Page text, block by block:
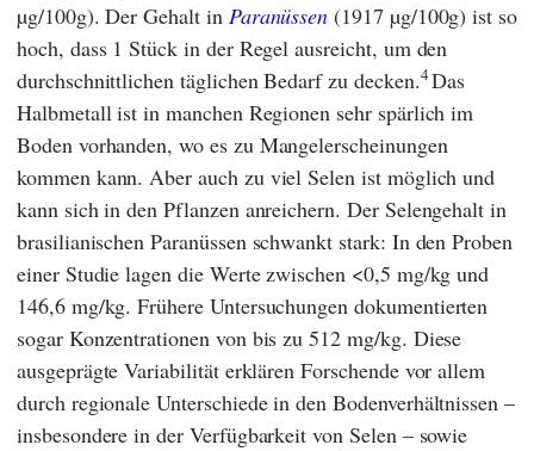
µg/100g). Der Gehalt in Paranüssen (1917 µg/100g) ist so
hoch, dass 1 Stück in der Regel ausreicht, um den
durchschnittlichen täglichen Bedarf zu decken.4Das
Halbmetall ist in manchen Regionen sehr spärlich im
Boden vorhanden, wo es zu Mangelerscheinungen
kommen kann. Aber auch zu viel Selen ist möglich und
kann sich in den Pflanzen anreichern. Der Selengehalt in
brasilianischen Paranüssen schwankt stark: In den Proben
einer Studie lagen die Werte zwischen <0,5 mg/kg und
146,6 mg/kg. Frühere Untersuchungen dokumentierten
sogar Konzentrationen von bis zu 512 mg/kg. Diese
ausgeprägte Variabilität erklären Forschende vor allem
durch regionale Unterschiede in den Bodenverhältnissen –
insbesondere in der Verfügbarkeit von Selen – sowie